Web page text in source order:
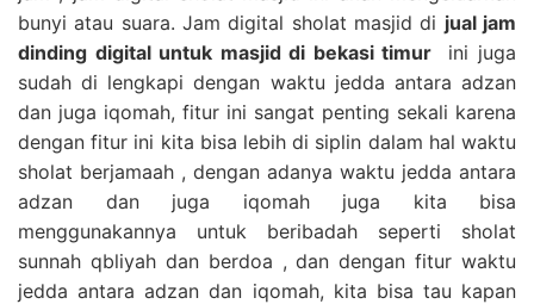
bunyi atau suara. Jam digital sholat masjid di jual jam
dinding digital untuk masjid di bekasi timur
ini juga
sudah di lengkapi dengan waktu jedda antara adzan
dan juga iqomah, fitur ini sangat penting sekali karena
dengan fitur ini kita bisa lebih di siplin dalam hal waktu
sholat berjamaah , dengan adanya waktu jedda antara
adzan dan juga iqomah juga kita bisa
menggunakannya untuk beribadah seperti sholat
sunnah qbliyah dan berdoa , dan dengan fitur waktu
jedda antara adzan dan iqomah, kita bisa tau kapan